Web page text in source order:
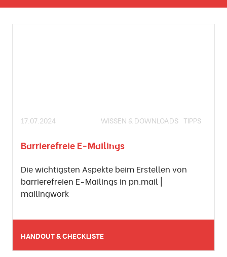
17.07.2024 WISSEN & DOWNLOADS TIPPS
Barrierefreie E-Mailings
Die wichtigsten Aspekte beim Erstellen von
barrierefreien E-Mailings in pn.mail |
mailingwork
HANDOUT & CHECKLISTE